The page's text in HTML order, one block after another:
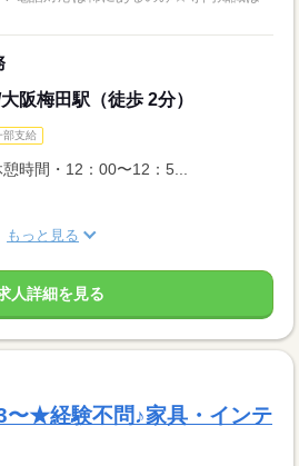
阪梅田駅（徒歩 2分）
部支給
時間・12：00〜12：5...
もっと見る
人詳細を見る
★経験不問♪家具・インテ